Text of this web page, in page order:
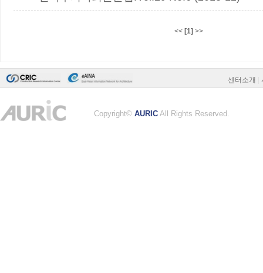
<< [1] >>
센터소개
Copyright© AURIC All Rights Reserved.